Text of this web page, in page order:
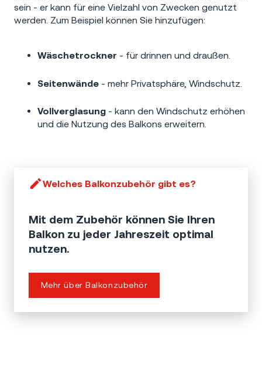
sein - er kann für eine Vielzahl von Zwecken genutzt
werden. Zum Beispiel können Sie hinzufügen:
Wäschetrockner - für drinnen und draußen.
Seitenwände - mehr Privatsphäre, Windschutz.
Vollverglasung - kann den Windschutz erhöhen
und die Nutzung des Balkons erweitern.
Welches Balkonzubehör gibt es?
Mit dem Zubehör können Sie Ihren
Balkon zu jeder Jahreszeit optimal
nutzen.
Mehr über Balkonzubehör